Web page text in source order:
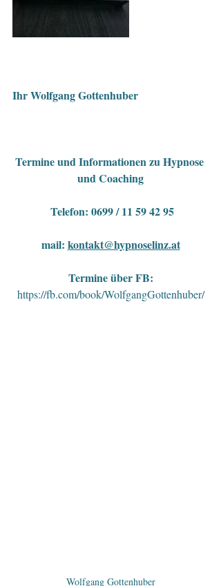
Ihr Wolfgang Gottenhuber
Termine und Informationen zu Hypnose
und Coaching
Telefon: 0699 / 11 59 42 95
mail: kontakt@hypnoselinz.at
Termine über FB:
https://fb.com/book/WolfgangGottenhuber/
Wolfgang Gottenhuber